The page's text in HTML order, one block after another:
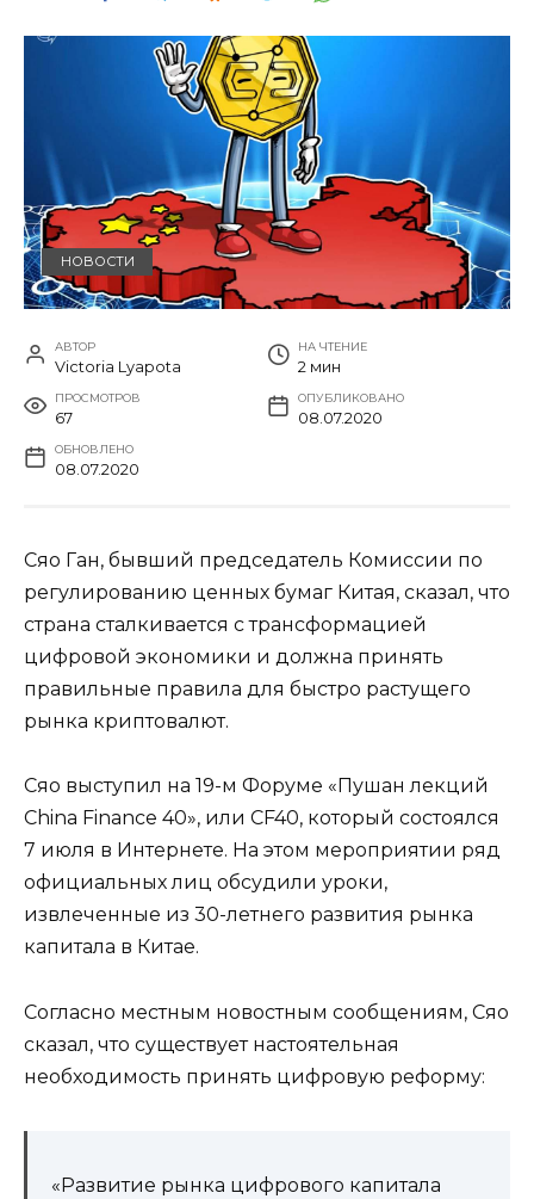
НОВОСТИ
АВТОР
Victoria Lyapota
НА ЧТЕНИЕ
2 мин
ПРОСМОТРОВ
67
ОПУБЛИКОВАНО
08.07.2020
ОБНОВЛЕНО
08.07.2020
Сяо Ган, бывший председатель Комиссии по
регулированию ценных бумаг Китая, сказал, что
страна сталкивается с трансформацией
цифровой экономики и должна принять
правильные правила для быстро растущего
рынка криптовалют.
Сяо выступил на 19-м Форуме «Пушан лекций
China Finance 40», или CF40, который состоялся
7 июля в Интернете. На этом мероприятии ряд
официальных лиц обсудили уроки,
извлеченные из 30-летнего развития рынка
капитала в Китае.
Согласно местным новостным сообщениям, Сяо
сказал, что существует настоятельная
необходимость принять цифровую реформу:
«Развитие рынка цифрового капитала